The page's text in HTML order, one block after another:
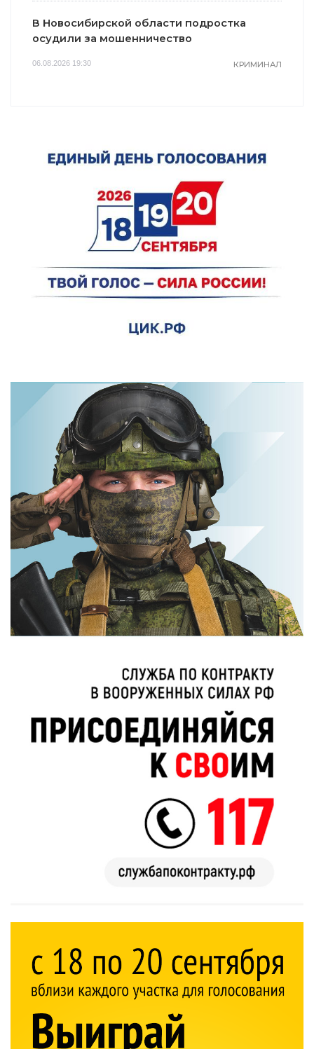
В Новосибирской области подростка
осудили за мошенничество
06.08.2026 19:30 КРИМИНАЛ